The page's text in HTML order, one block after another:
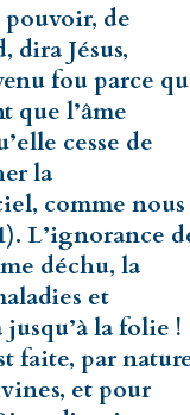
de
dira Jésus,
fou parce
que l’âme
cesse de
la
comme
L’ignorance
déchu, la
et
la folie !
faite, par
et pour